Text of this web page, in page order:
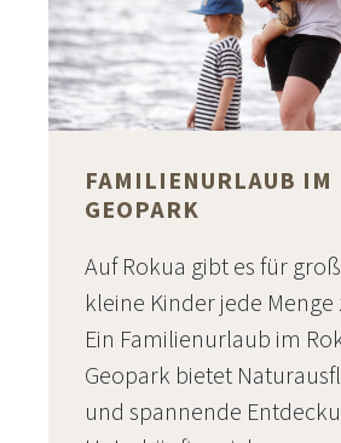
FAMILIENURLAUB IM
GEOPARK
Auf Rokua gibt es für
kleine Kinder jede
Ein Familienurlaub im
Geopark bietet
und spannende